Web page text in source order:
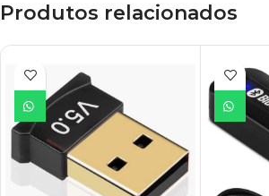
Produtos relacionados